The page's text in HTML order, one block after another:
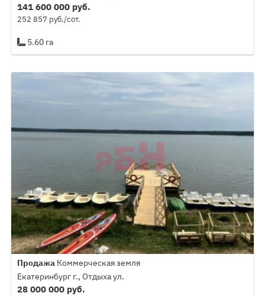
141 600 000 руб.
252 857 руб./сот.
5.60 га
Продажа Коммерческая земля
Екатеринбург г., Отдыха ул.
28 000 000 руб.